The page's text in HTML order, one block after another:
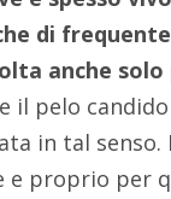
di
anche
il pelo
in tal
e proprio per